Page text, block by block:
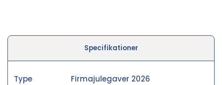
Specifikationer
Type Firmajulegaver 2026